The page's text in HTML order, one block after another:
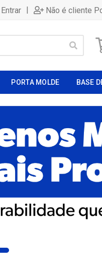
| Não é cliente
PORTA MOLDE BASE